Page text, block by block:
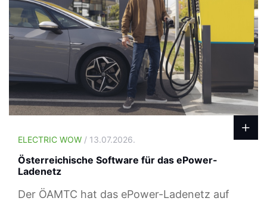
ELECTRIC WOW / 13.07.2026.
Österreichische Software für das ePower-
Ladenetz
Der ÖAMTC hat das ePower-Ladenetz auf